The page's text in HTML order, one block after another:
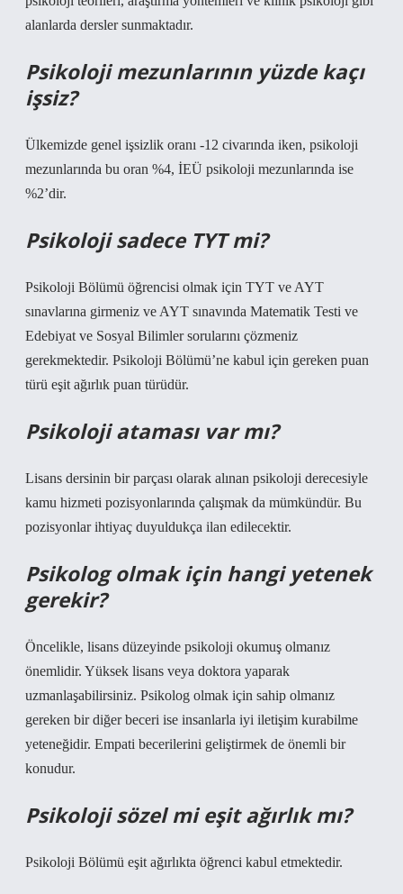
alanlarda dersler sunmaktadır.
Psikoloji mezunlarının yüzde kaçı
işsiz?
Ülkemizde genel işsizlik oranı -12 civarında iken, psikoloji
mezunlarında bu oran %4, İEÜ psikoloji mezunlarında ise
%2’dir.
Psikoloji sadece TYT mi?
Psikoloji Bölümü öğrencisi olmak için TYT ve AYT
sınavlarına girmeniz ve AYT sınavında Matematik Testi ve
Edebiyat ve Sosyal Bilimler sorularını çözmeniz
gerekmektedir. Psikoloji Bölümü’ne kabul için gereken puan
türü eşit ağırlık puan türüdür.
Psikoloji ataması var mı?
Lisans dersinin bir parçası olarak alınan psikoloji derecesiyle
kamu hizmeti pozisyonlarında çalışmak da mümkündür. Bu
pozisyonlar ihtiyaç duyuldukça ilan edilecektir.
Psikolog olmak için hangi yetenek
gerekir?
Öncelikle, lisans düzeyinde psikoloji okumuş olmanız
önemlidir. Yüksek lisans veya doktora yaparak
uzmanlaşabilirsiniz. Psikolog olmak için sahip olmanız
gereken bir diğer beceri ise insanlarla iyi iletişim kurabilme
yeteneğidir. Empati becerilerini geliştirmek de önemli bir
konudur.
Psikoloji sözel mi eşit ağırlık mı?
Psikoloji Bölümü eşit ağırlıkta öğrenci kabul etmektedir.